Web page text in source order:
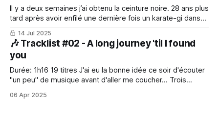
Il y a deux semaines j’ai obtenu la ceinture noire. 28 ans plus
tard après avoir enfilé une dernière fois un karate-gi dans
ma vie d’ado.
14 Jul 2025
🎶 Tracklist #02 - A long journey 'til I found
you
Durée: 1h16 19 titres J'ai eu la bonne idée ce soir d'écouter
"un peu" de musique avant d'aller me coucher... Trois
06 Apr 2025